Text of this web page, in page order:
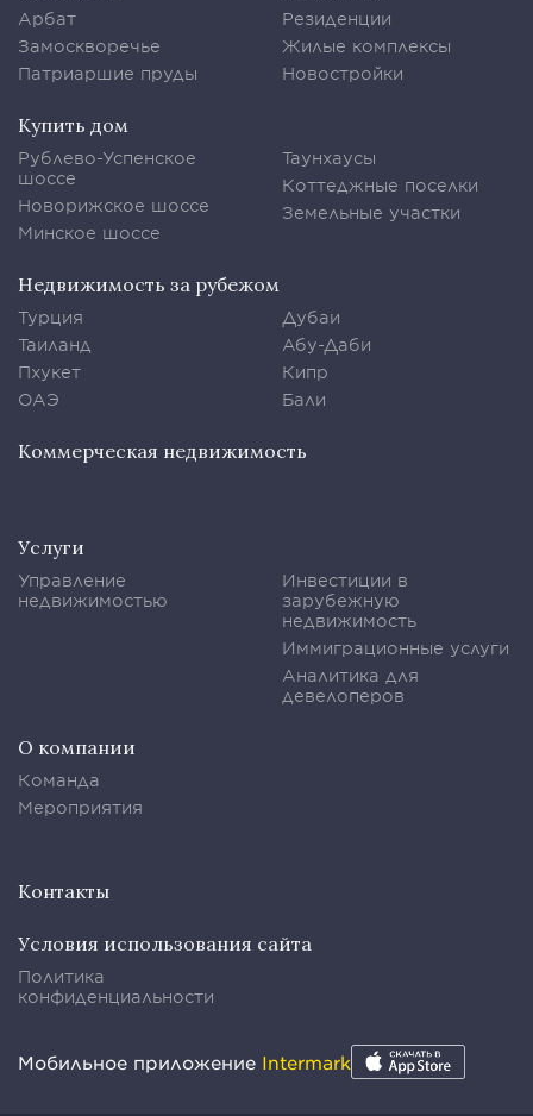
Арбат
Замоскворечье
Патриаршие пруды
Резиденции
Жилые комплексы
Новостройки
Купить дом
Рублево-Успенское
шоссе
Новорижское шоссе
Минское шоссе
Таунхаусы
Коттеджные поселки
Земельные участки
Недвижимость за рубежом
Турция
Таиланд
Пхукет
ОАЭ
Дубаи
Абу-Даби
Кипр
Бали
Коммерческая недвижимость
Услуги
Управление
недвижимостью
Инвестиции в
зарубежную
недвижимость
Иммиграционные услуги
Аналитика для
девелоперов
О компании
Команда
Мероприятия
Контакты
Условия использования сайта
Политика
конфиденциальности
Мобильное приложение Intermark